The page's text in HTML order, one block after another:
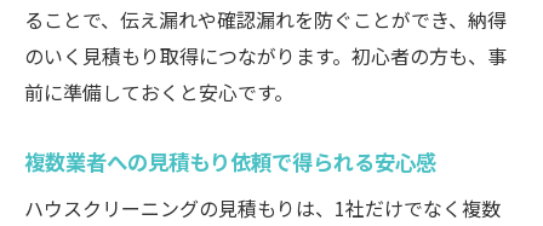
ることで、伝え漏れや確認漏れを防ぐことができ、納得
のいく見積もり取得につながります。初心者の方も、事
前に準備しておくと安心です。
複数業者への見積もり依頼で得られる安心感
ハウスクリーニングの見積もりは、1社だけでなく複数